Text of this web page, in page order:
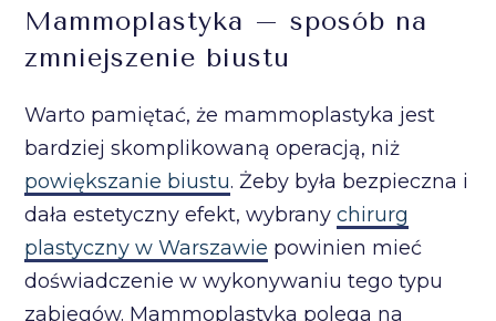
Mammoplastyka – sposób na
zmniejszenie biustu
Warto pamiętać, że mammoplastyka jest
bardziej skomplikowaną operacją, niż
powiększanie biustu. Żeby była bezpieczna i
dała estetyczny efekt, wybranychirurg
plastyczny w Warszawie powinien mieć
doświadczenie w wykonywaniu tego typu
zabiegów. Mammoplastyka polega na